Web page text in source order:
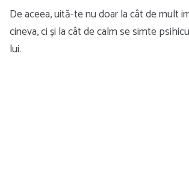
De aceea, uită-te nu doar la cât de mult
cineva, ci și la cât de calm se simte
lui.